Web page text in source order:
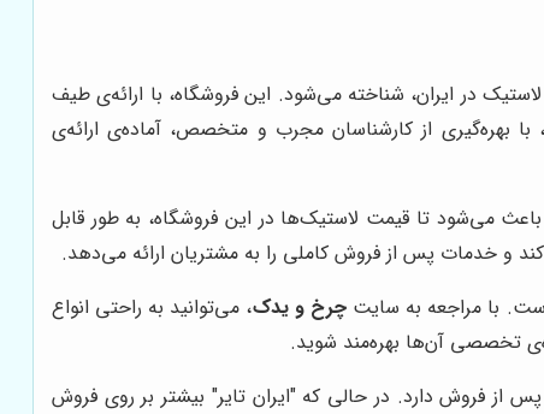
در ایران، شناخته می‌شود. این فروشگاه، با ارائه‌ی طیف
با بهره‌گیری از کارشناسان مجرب و متخصص، آماده‌ی ارائه‌ی
می‌شود تا قیمت لاستیک‌ها در این فروشگاه، به طور قابل
و خدمات پس از فروش کاملی را به مشتریان ارائه می‌دهد.
با مراجعه به سایتچرخ و یدک، می‌توانید به راحتی انواع
تخصصی آن‌ها بهره‌مند شوید.
از فروش دارد. در حالی که "ایران تایر" بیشتر بر روی فروش